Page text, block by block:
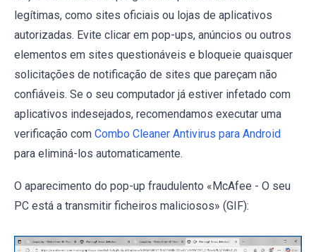
legítimas, como sites oficiais ou lojas de aplicativos
autorizadas. Evite clicar em pop-ups, anúncios ou outros
elementos em sites questionáveis e bloqueie quaisquer
solicitações de notificação de sites que pareçam não
confiáveis. Se o seu computador já estiver infetado com
aplicativos indesejados, recomendamos executar uma
verificação com Combo Cleaner Antivirus para Android
para eliminá-los automaticamente.
O aparecimento do pop-up fraudulento «McAfee - O seu
PC está a transmitir ficheiros maliciosos» (GIF):